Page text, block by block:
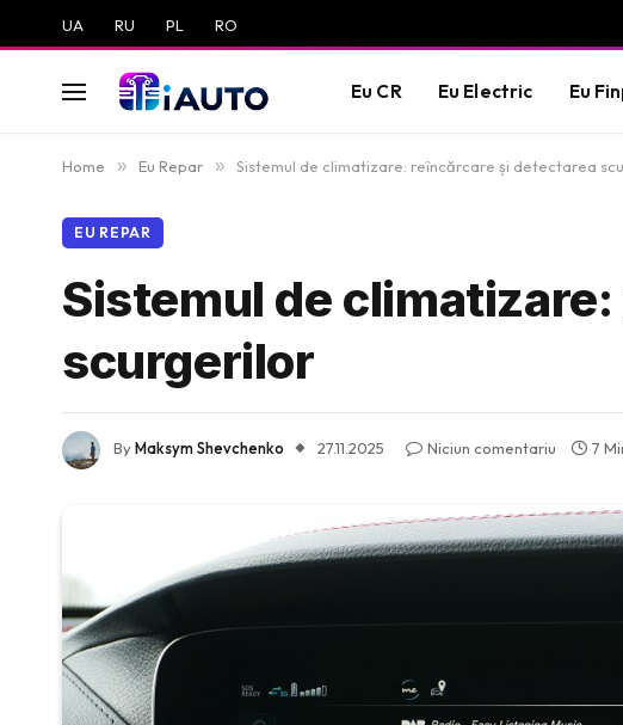
UA RU PL RO
Eu CR Eu Electric Eu
Home » Eu Repar » Sistemul de climatizare: reîncărcare și detectarea
EU REPAR
Sistemul de
scurgerilor
ByMaksym Shevchenko 27.11.2025 Niciun comentariu 7